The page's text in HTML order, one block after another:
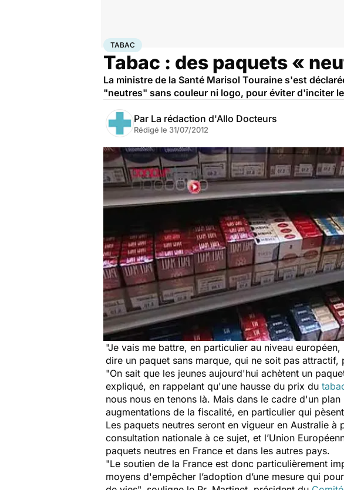
AccueilSanté
TABAC
Tabac : des paquets «
La ministre de la Santé Marisol Touraine s'est
"neutres" sans couleur ni logo, pour éviter d'inciter
Par La rédaction d'Allo Docteurs
Rédigé le 31/07/2012
"Je vais me battre, en particulier au niveau
dire un paquet sans marque, qui ne soit pas attractif,
"On sait que les jeunes aujourd'hui achètent un
expliqué, en rappelant qu'une hausse du prix du
nous nous en tenons là. Mais dans le cadre d'un
augmentations de la fiscalité, en particulier qui
Les paquets neutres seront en vigueur en Australie
consultation nationale à ce sujet, et l’Union
paquets neutres en France et dans les autres pays.
"Le soutien de la France est donc particulièrement
moyens d'empêcher l’adoption d’une mesure qui